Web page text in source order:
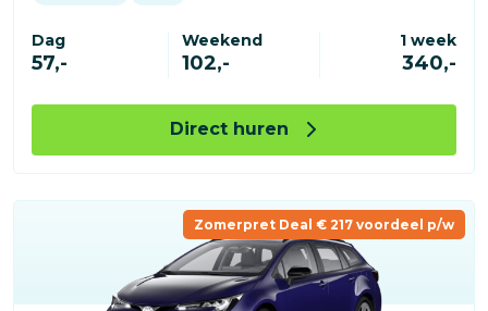
Dag
57,-
Weekend
102,-
1 week
340,-
Direct huren
Zomerpret Deal € 217 voordeel p/w